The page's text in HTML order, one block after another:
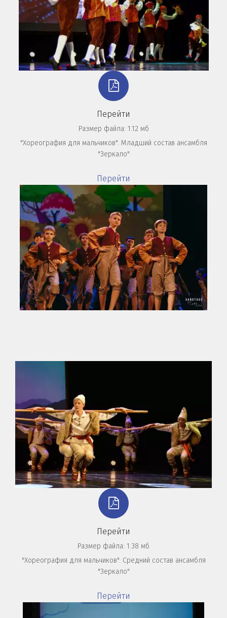
Перейти
Размер файла: 1.12 мб
"Хореография для мальчиков". Младший состав ансамбля
"Зеркало"
Перейти
Перейти
Размер файла: 1.38 мб
"Хореография для мальчиков". Средний состав ансамбля
"Зеркало"
Перейти